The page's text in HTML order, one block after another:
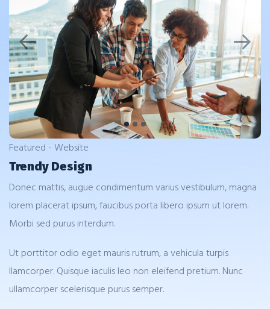
Previous Next
Featured - Website
Trendy Design
Donec mattis, augue condimentum varius vestibulum, magna
lorem placerat ipsum, faucibus porta libero ipsum ut lorem.
Morbi sed purus interdum.
Ut porttitor odio eget mauris rutrum, a vehicula turpis
llamcorper. Quisque iaculis leo non eleifend pretium. Nunc
ullamcorper scelerisque purus semper.